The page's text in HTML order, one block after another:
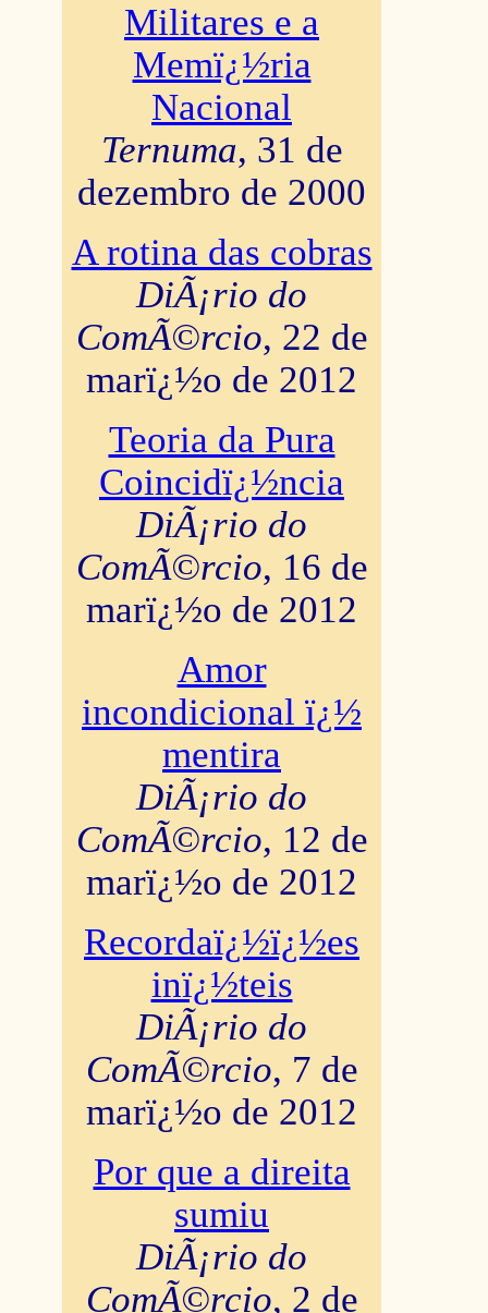
Militares e a
Memï¿½ria
Nacional
Ternuma, 31 de
dezembro de 2000
A rotina das cobras
DiÃ¡rio do
ComÃ©rcio, 22 de
marï¿½o de 2012
Teoria da Pura
Coincidï¿½ncia
DiÃ¡rio do
ComÃ©rcio, 16 de
marï¿½o de 2012
Amor
incondicional ï¿½
mentira
DiÃ¡rio do
ComÃ©rcio, 12 de
marï¿½o de 2012
Recordaï¿½ï¿½es
inï¿½teis
DiÃ¡rio do
ComÃ©rcio, 7 de
marï¿½o de 2012
Por que a direita
sumiu
DiÃ¡rio do
ComÃ©rcio, 2 de